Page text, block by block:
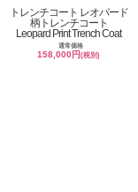
トレンチコート レオパード
柄トレンチコート
Leopard Print Trench Coat
通常価格
158,000円(税別)